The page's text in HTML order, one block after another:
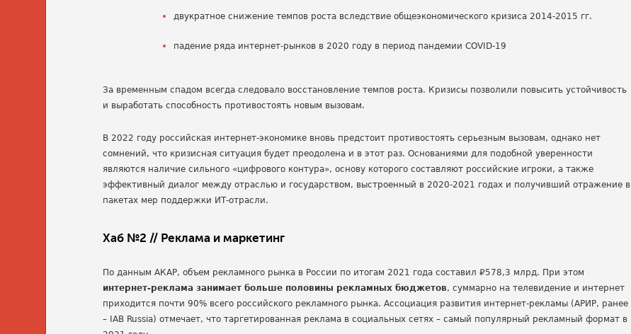
двукратное снижение темпов роста вследствие общеэкономического кризиса 2014-2015 гг.
падение ряда интернет-рынков в 2020 году в период пандемии COVID-19
За временным спадом всегда следовало восстановление темпов роста. Кризисы позволили повысить устойчивость
и выработать способность противостоять новым вызовам.
В 2022 году российская интернет-экономике вновь предстоит противостоять серьезным вызовам, однако нет
сомнений, что кризисная ситуация будет преодолена и в этот раз. Основаниями для подобной уверенности
являются наличие сильного «цифрового контура», основу которого составляют российские игроки, а также
эффективный диалог между отраслью и государством, выстроенный в 2020-2021 годах и получивший отражение в
пакетах мер поддержки ИТ-отрасли.
Хаб №2 // Реклама и маркетинг
По данным АКАР, объем рекламного рынка в России по итогам 2021 года составил ₽578,3 млрд. При этом
интернет-реклама занимает больше половины рекламных бюджетов, суммарно на телевидение и интернет
приходится почти 90% всего российского рекламного рынка. Ассоциация развития интернет-рекламы (АРИР, ранее
– IAB Russia) отмечает, что таргетированная реклама в социальных сетях – самый популярный рекламный формат в